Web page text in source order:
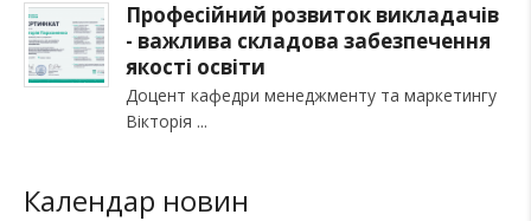
Професійний розвиток викладачів
- важлива складова забезпечення
якості освіти
Доцент кафедри менеджменту та маркетингу
Вікторія
Календар новин